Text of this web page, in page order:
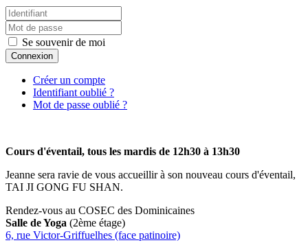
Se souvenir de moi
Connexion
Créer un compte
Identifiant oublié ?
Mot de passe oublié ?
Cours d'éventail, tous les mardis de 12h30 à 13h30
Jeanne sera ravie de vous accueillir à son nouveau cours d'éventail,
TAI JI GONG FU SHAN.
Rendez-vous au COSEC des Dominicaines
Salle de Yoga (2ème étage)
6, rue Victor-Griffuelhes (face patinoire)